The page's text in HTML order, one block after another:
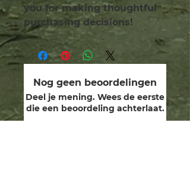
you for making thoughtful
purchasing decisions!
Nog geen beoordelingen
Deel je mening. Wees de eerste
die een beoordeling achterlaat.